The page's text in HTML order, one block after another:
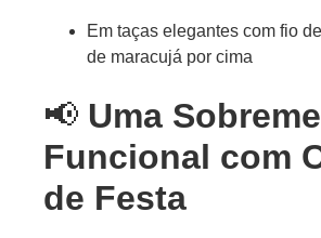
Em taças elegantes com fio
de maracujá por cima
📢 Uma
Funcional com
de Festa